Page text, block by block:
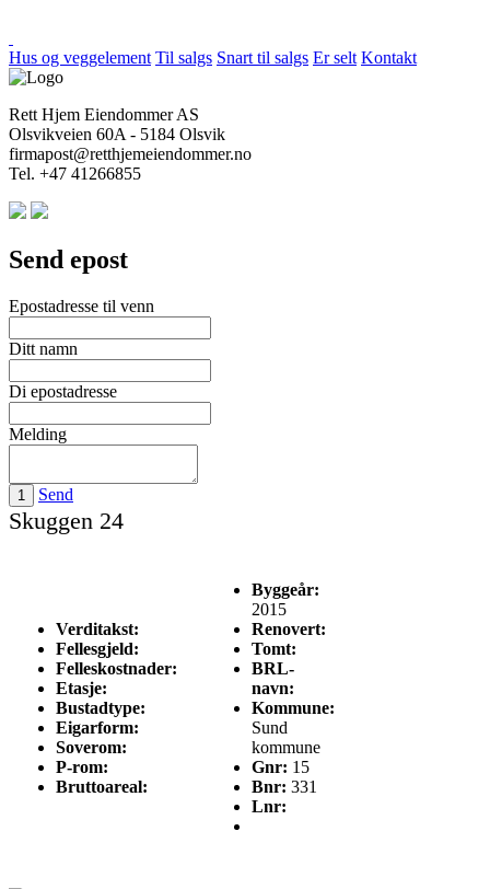
Hus og veggelement Til salgs Snart til salgs Er selt Kontakt
Rett Hjem Eiendommer AS
Olsvikveien 60A - 5184 Olsvik
firmapost@retthjemeiendommer.no
Tel. +47 41266855
Send epost
Epostadresse til venn
Ditt namn
Di epostadresse
Melding
Send
Skuggen 24
Verditakst:
Fellesgjeld:
Felleskostnader:
Etasje:
Bustadtype:
Eigarform:
Soverom:
P-rom:
Bruttoareal:
Byggeår:
2015
Renovert:
Tomt:
BRL-
navn:
Kommune:
Sund
kommune
Gnr: 15
Bnr: 331
Lnr: